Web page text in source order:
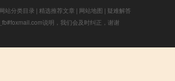
网站分类目录 | 精选推荐文章 | 网站地图 | 疑难解答
说明，我们会及时纠正，谢谢